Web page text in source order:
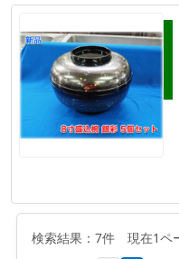
検索結果：7件 現在1ペ